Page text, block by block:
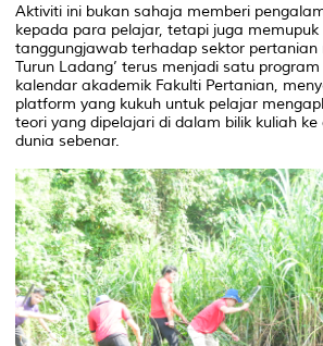
Aktiviti ini bukan sahaja memberi
kepada para pelajar, tetapi juga memupuk
tanggungjawab terhadap sektor pertanian
Turun Ladang’ terus menjadi satu
kalendar akademik Fakulti Pertanian,
platform yang kukuh untuk pelajar
teori yang dipelajari di dalam bilik kuliah
dunia sebenar.